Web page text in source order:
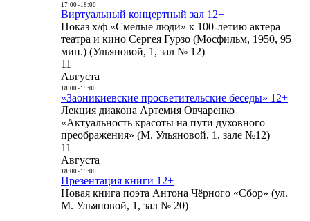
17:00- 18:00
Виртуальный концертный зал 12+
Показ х/ф «Смелые люди» к 100-летию актера
театра и кино Сергея Гурзо (Мосфильм, 1950, 95
мин.) (Ульяновой, 1, зал № 12)
11
Августа
18:00- 19:00
«Заоникиевские просветительские беседы» 12+
Лекция диакона Артемия Овчаренко
«Актуальность красоты на пути духовного
преображения» (М. Ульяновой, 1, зале №12)
11
Августа
18:00- 19:00
Презентация книги 12+
Новая книга поэта Антона Чёрного «Сбор» (ул.
М. Ульяновой, 1, зал № 20)